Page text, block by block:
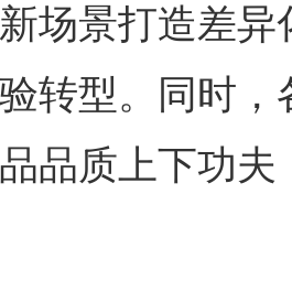
场景打造差
转型。同时
品质上下功